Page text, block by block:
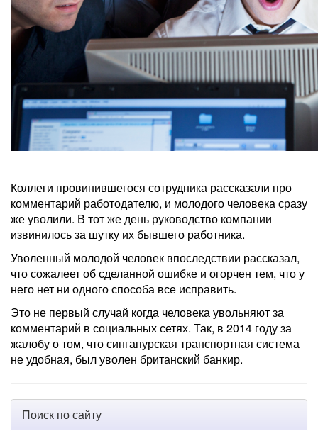
Коллеги провинившегося сотрудника рассказали про
комментарий работодателю, и молодого человека сразу
же уволили. В тот же день руководство компании
извинилось за шутку их бывшего работника.
Уволенный молодой человек впоследствии рассказал,
что сожалеет об сделанной ошибке и огорчен тем, что у
него нет ни одного способа все исправить.
Это не первый случай когда человека увольняют за
комментарий в социальных сетях. Так, в 2014 году за
жалобу о том, что сингапурская транспортная система
не удобная, был уволен британский банкир.
Поиск по сайту